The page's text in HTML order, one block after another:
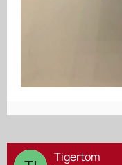
Tigertom